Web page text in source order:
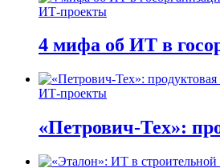
ИТ-проекты
4 мифа об ИТ в
ИТ-проекты
«Петрович-Тех»: